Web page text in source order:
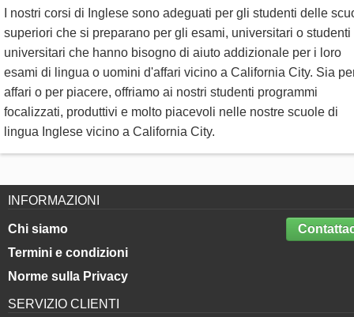
I nostri corsi di Inglese sono adeguati per gli studenti delle
superiori che si preparano per gli esami, universitari o studenti
universitari che hanno bisogno di aiuto addizionale per i loro
esami di lingua o uomini d'affari vicino a California City. Sia
affari o per piacere, offriamo ai nostri studenti programmi
focalizzati, produttivi e molto piacevoli nelle nostre scuole di
lingua Inglese vicino a California City.
INFORMAZIONI
Chi siamo
Termini e condizioni
Norme sulla Privacy
SERVIZIO CLIENTI